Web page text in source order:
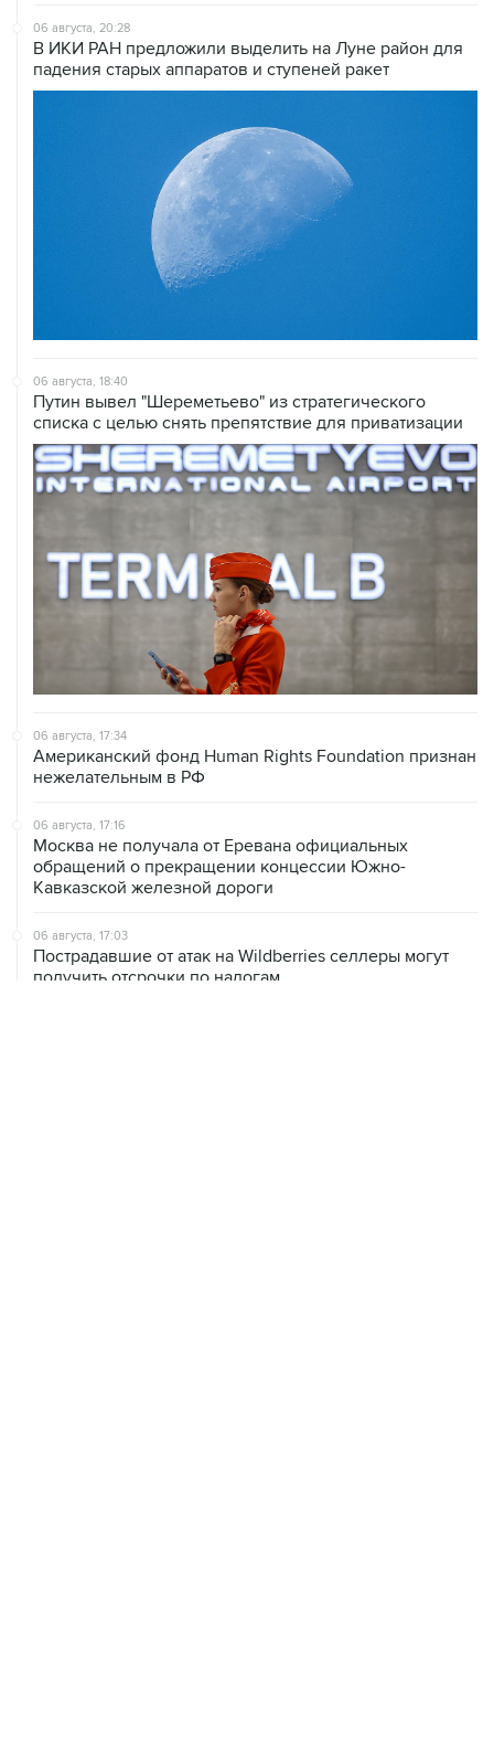
06 августа, 20:28
В ИКИ РАН предложили выделить на Луне район для
падения старых аппаратов и ступеней ракет
06 августа, 18:40
Путин вывел "Шереметьево" из стратегического
списка с целью снять препятствие для приватизации
06 августа, 17:34
Американский фонд Human Rights Foundation признан
нежелательным в РФ
06 августа, 17:16
Москва не получала от Еревана официальных
обращений о прекращении концессии Южно-
Кавказской железной дороги
06 августа, 17:03
Пострадавшие от атак на Wildberries селлеры могут
получить отсрочки по налогам